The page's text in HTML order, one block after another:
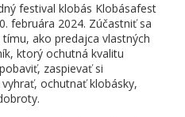
festival klobás Klobásafest
februára 2024. Zúčastniť sa
ako predajca vlastných
ktorý ochutná kvalitu
zaspievať si
ochutnať klobásky,